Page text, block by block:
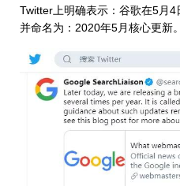
Twitter上明确表示：谷歌在5月4
并命名为：2020年5月核心更新。